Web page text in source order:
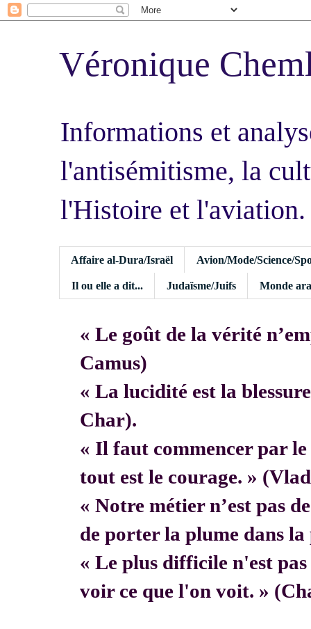
Véronique
Informations et
l'antisémitisme, la
l'Histoire et l'aviation.
Affaire al-Dura/Israël Avion/Mode/Science/
Il ou elle a dit... Judaïsme/Juifs Monde
« Le goût de la vérité
Camus)
« La lucidité est la
Char).
« Il faut commencer par le
tout est le courage. »
« Notre métier n’est pas
de porter la plume dans
« Le plus difficile n'est
voir ce que l'on voit. »